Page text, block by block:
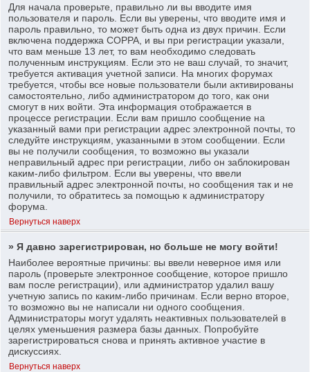
Для начала проверьте, правильно ли вы вводите имя
пользователя и пароль. Если вы уверены, что вводите имя и
пароль правильно, то может быть одна из двух причин. Если
включена поддержка COPPA, и вы при регистрации указали,
что вам меньше 13 лет, то вам необходимо следовать
полученным инструкциям. Если это не ваш случай, то значит,
требуется активация учетной записи. На многих форумах
требуется, чтобы все новые пользователи были активированы
самостоятельно, либо администратором до того, как они
смогут в них войти. Эта информация отображается в
процессе регистрации. Если вам пришло сообщение на
указанный вами при регистрации адрес электронной почты, то
следуйте инструкциям, указанными в этом сообщении. Если
вы не получили сообщения, то возможно вы указали
неправильный адрес при регистрации, либо он заблокирован
каким-либо фильтром. Если вы уверены, что ввели
правильный адрес электронной почты, но сообщения так и не
получили, то обратитесь за помощью к администратору
форума.
Вернуться наверх
» Я давно зарегистрирован, но больше не могу войти!
Наиболее вероятные причины: вы ввели неверное имя или
пароль (проверьте электронное сообщение, которое пришло
вам после регистрации), или администратор удалил вашу
учетную запись по каким-либо причинам. Если верно второе,
то возможно вы не написали ни одного сообщения.
Администраторы могут удалять неактивных пользователей в
целях уменьшения размера базы данных. Попробуйте
зарегистрироваться снова и принять активное участие в
дискуссиях.
Вернуться наверх